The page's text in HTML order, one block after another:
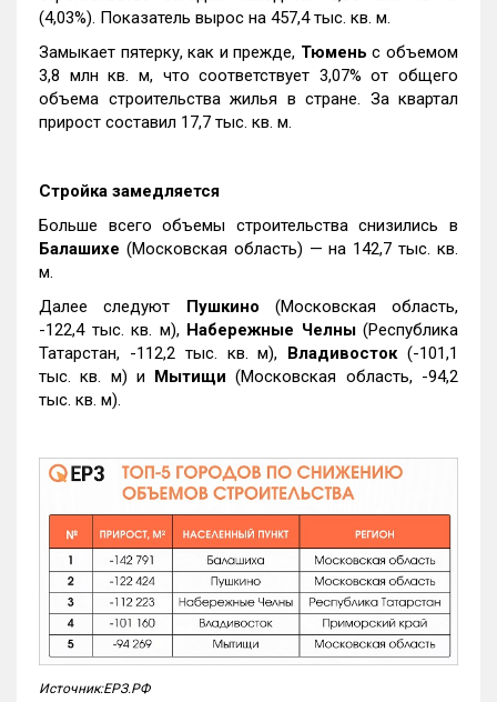
(4,03%). Показатель вырос на 457,4 тыс. кв. м.
Замыкает пятерку, как и прежде, Тюмень с объемом
3,8 млн кв. м, что соответствует 3,07% от общего
объема строительства жилья в стране. За квартал
прирост составил 17,7 тыс. кв. м.
Стройка замедляется
Больше всего объемы строительства снизились в
Балашихе (Московская область) — на 142,7 тыс. кв.
м.
Далее следуют Пушкино (Московская область,
-122,4 тыс. кв. м), Набережные Челны(Республика
Татарстан, -112,2 тыс. кв. м), Владивосток(-101,1
тыс. кв. м) и Мытищи (Московская область, -94,2
тыс. кв. м).
Источник:ЕРЗ.РФ